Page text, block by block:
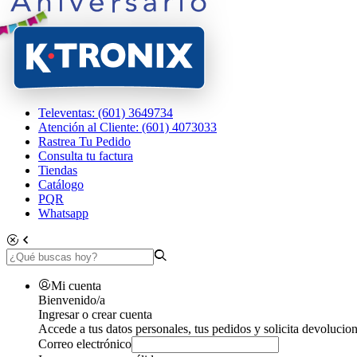
Televentas: (601) 3649734
Atención al Cliente: (601) 4073033
Rastrea Tu Pedido
Consulta tu factura
Tiendas
Catálogo
PQR
Whatsapp
Mi cuenta
Bienvenido/a
Ingresar o crear cuenta
Accede a tus datos personales, tus pedidos y solicita
Correo electrónico